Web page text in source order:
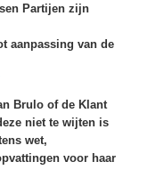
Partijen zijn
aanpassing van de
Brulo of de Klant
niet te wijten is
wet,
voor haar